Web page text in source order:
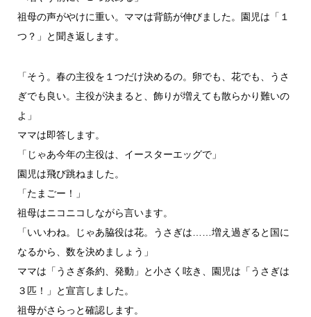
祖母の声がやけに重い。ママは背筋が伸びました。園児は「１
つ？」と聞き返します。
「そう。春の主役を１つだけ決めるの。卵でも、花でも、うさ
ぎでも良い。主役が決まると、飾りが増えても散らかり難いの
よ」
ママは即答します。
「じゃあ今年の主役は、イースターエッグで」
園児は飛び跳ねました。
「たまごー！」
祖母はニコニコしながら言います。
「いいわね。じゃあ脇役は花。うさぎは……増え過ぎると国に
なるから、数を決めましょう」
ママは「うさぎ条約、発動」と小さく呟き、園児は「うさぎは
３匹！」と宣言しました。
祖母がさらっと確認します。